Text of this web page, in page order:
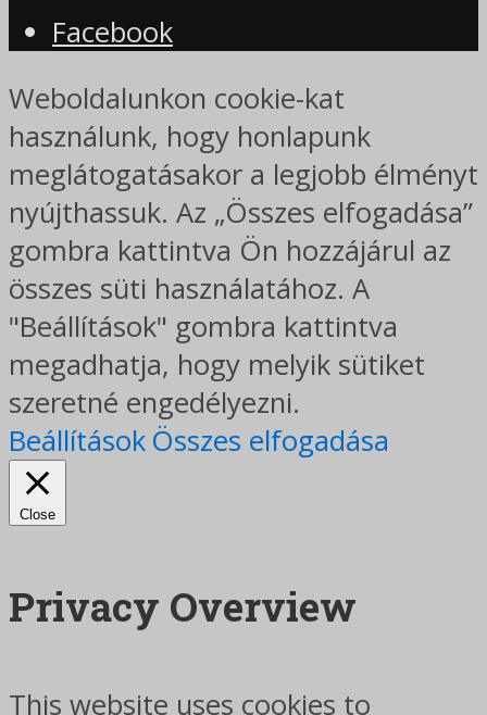
Facebook
Weboldalunkon cookie-kat
használunk, hogy honlapunk
meglátogatásakor a legjobb élményt
nyújthassuk. Az „Összes elfogadása”
gombra kattintva Ön hozzájárul az
összes süti használatához. A
"Beállítások" gombra kattintva
megadhatja, hogy melyik sütiket
szeretné engedélyezni.
Beállítások Összes elfogadása
Close
Privacy Overview
This website uses cookies to